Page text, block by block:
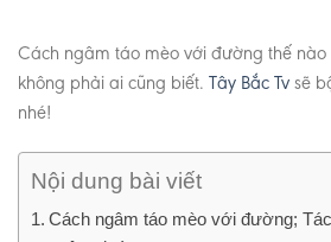
Cách ngâm táo mèo với đường thế nào
không phải ai cũng biết. Tây Bắc Tv sẽ
nhé!
Nội dung bài viết
Cách ngâm táo mèo với đường;